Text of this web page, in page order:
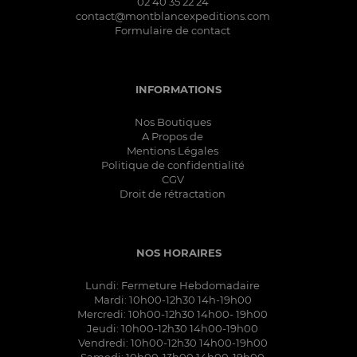
contact@montblancexpeditions.com
Formulaire de contact
INFORMATIONS
Nos Boutiques
A Propos de
Mentions Légales
Politique de confidentialité
CGV
Droit de rétractation
NOS HORAIRES
Lundi: Fermeture Hebdomadaire
Mardi: 10h00-12h30 14h-19h00
Mercredi: 10h00-12h30 14h00- 19h00
Jeudi: 10h00-12h30 14h00-19h00
Vendredi: 10h00-12h30 14h00-19h00